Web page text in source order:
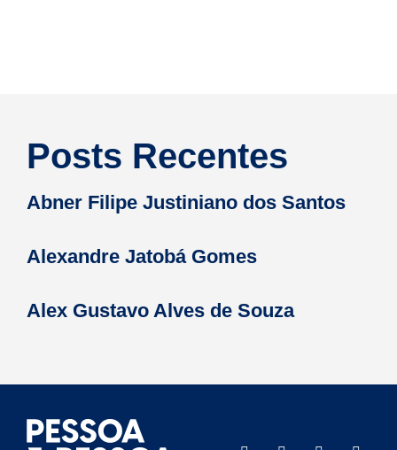
Posts Recentes
Abner Filipe Justiniano dos Santos
Alexandre Jatobá Gomes
Alex Gustavo Alves de Souza